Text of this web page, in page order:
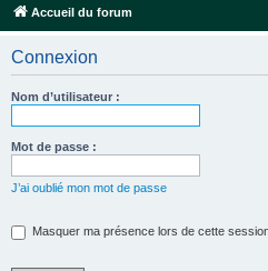
Accueil du forum
Connexion
Nom d’utilisateur :
Mot de passe :
J’ai oublié mon mot de passe
Masquer ma présence lors de cette